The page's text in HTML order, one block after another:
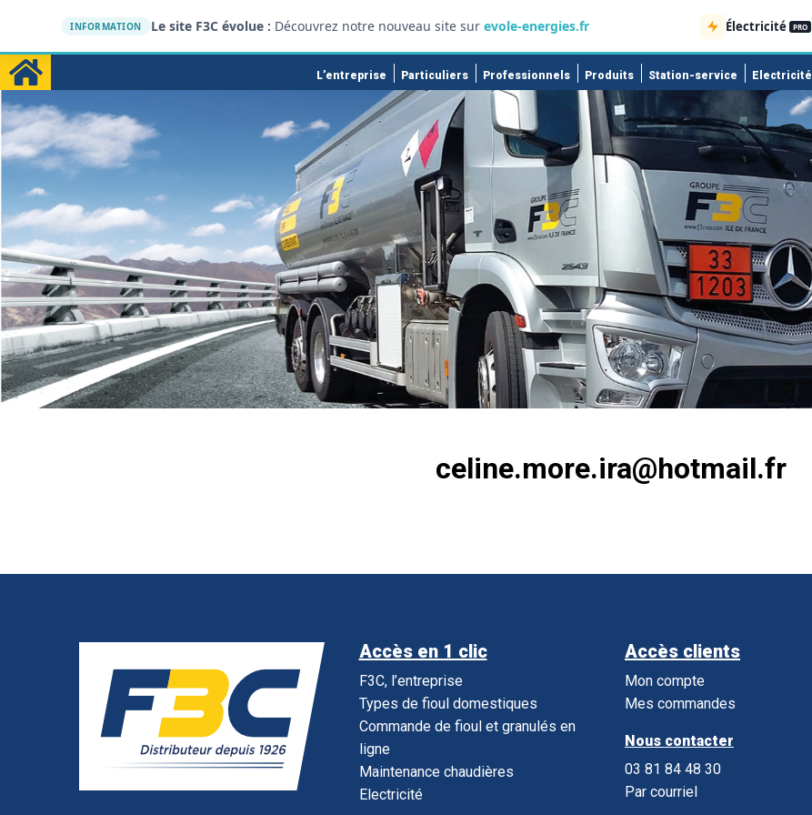
INFORMATION Le site F3C évolue : Découvrez notre nouveau site sur evole-energies.fr Électricité PRO
L’entreprise Particuliers Professionnels Produits Station-service Electricité
celine.more.ira@hotmail.fr
Accès en 1 clic
F3C, l’entreprise
Types de fioul domestiques
Commande de fioul et granulés en
ligne
Maintenance chaudières
Electricité
Accès clients
Mon compte
Mes commandes
Nous contacter
03 81 84 48 30
Par courriel